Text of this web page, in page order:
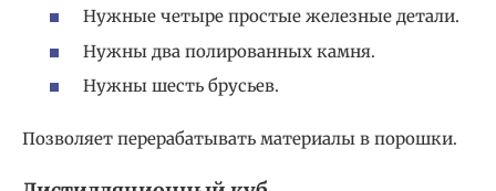
Нужные четыре простые железные детали.
Нужны два полированных камня.
Нужны шесть брусьев.
Позволяет перерабатывать материалы в порошки.